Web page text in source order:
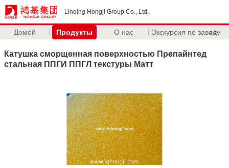
Linqing Hongji Group Co., Ltd.
Домой Продукты О нас Экскурсия по заводу
>>
Катушка сморщенная поверхностью Препайнтед
стальная ППГИ ППГЛ текстуры Матт